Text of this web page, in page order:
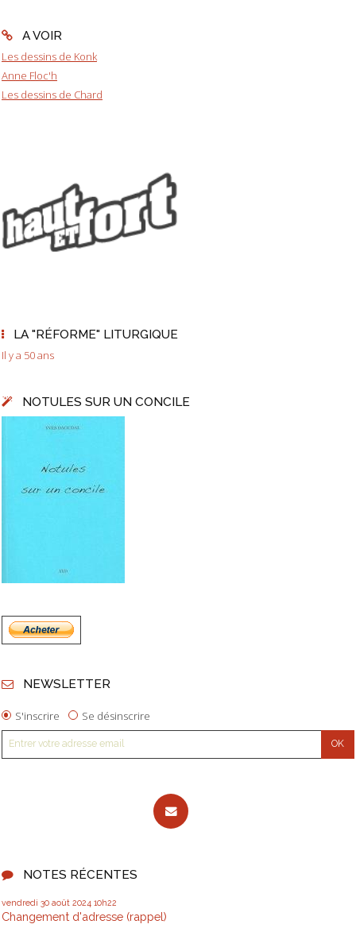
A VOIR
Les dessins de Konk
Anne Floc'h
Les dessins de Chard
LA "RÉFORME" LITURGIQUE
Il y a 50 ans
NOTULES SUR UN CONCILE
NEWSLETTER
S'inscrire Se désinscrire
NOTES RÉCENTES
vendredi 30 août 2024 10h22
Changement d'adresse (rappel)